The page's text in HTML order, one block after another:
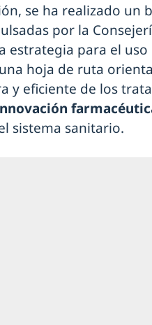
se ha realizado un
por la
estrategia para el
hoja de ruta
y eficiente de los
sistema sanitario.